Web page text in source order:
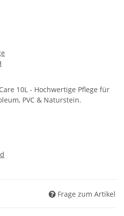
10L - Hochwertige Pflege für
PVC & Naturstein.
Frage zum Artikel